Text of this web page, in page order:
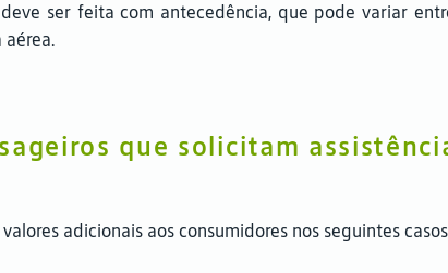
ser feita com antecedência, que pode variar
aérea.
que solicitam
adicionais aos consumidores nos seguintes